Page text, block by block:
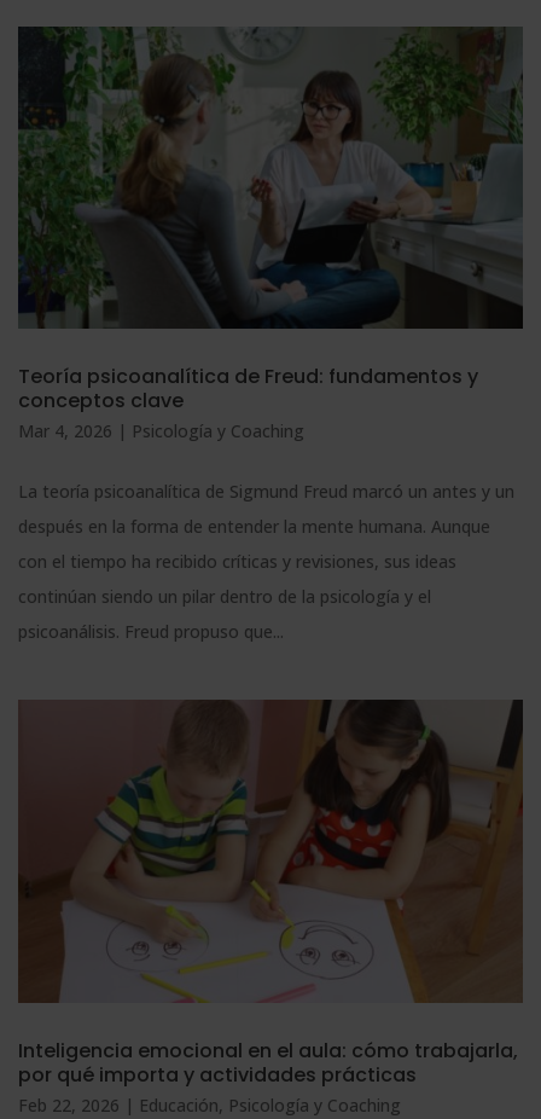
Teoría psicoanalítica de Freud: fundamentos y
conceptos clave
Mar 4, 2026 | Psicología y Coaching
La teoría psicoanalítica de Sigmund Freud marcó un antes y un
después en la forma de entender la mente humana. Aunque
con el tiempo ha recibido críticas y revisiones, sus ideas
continúan siendo un pilar dentro de la psicología y el
psicoanálisis. Freud propuso que...
Inteligencia emocional en el aula: cómo trabajarla,
por qué importa y actividades prácticas
Feb 22, 2026 | Educación, Psicología y Coaching